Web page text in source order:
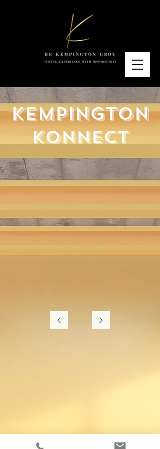
kempington
Konnect